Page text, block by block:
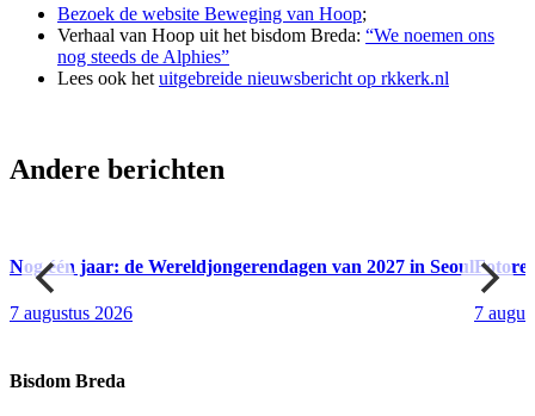
Bezoek de website Beweging van Hoop;
Verhaal van Hoop uit het bisdom Breda: “We noemen ons
nog steeds de Alphies”
Lees ook het uitgebreide nieuwsbericht op rkkerk.nl
Andere berichten
Nog één jaar: de Wereldjongerendagen van 2027 in Seoul
7 augustus 2026 7
Bisdom Breda